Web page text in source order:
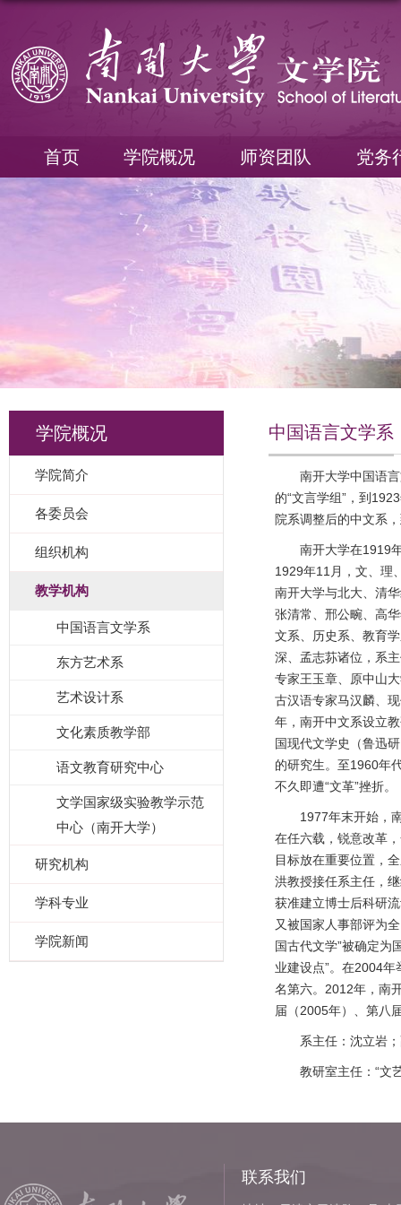
首页 学院概况 师资团队 党务
学院概况
学院简介
各委员会
组织机构
教学机构
中国语言文学系
东方艺术系
艺术设计系
文化素质教学部
语文教育研究中心
文学国家级实验教学示范
中心（南开大学）
研究机构
学科专业
学院新闻
中国语言文学系
南开大学中国语
的“文言学组”，到
院系调整后的中文系
南开大学在1919
1929年11月，文、理
南开大学与北大、清
张清常、邢公畹、高
文系、历史系、教育
深、孟志荪诸位，系
专家王玉章、原中山
古汉语专家马汉麟、
年，南开中文系设立
国现代文学史（鲁迅
的研究生。至1960年
不久即遭“文革”挫折。
1977年末开始，
在任六载，锐意改革
目标放在重要位置，
洪教授接任系主任，
获准建立博士后科研
又被国家人事部评为
国古代文学”被确定为
业建设点”。在2004
名第六。2012年，南
届（2005年）、第八
系主任：沈立岩
教研室主任：“文
联系我们